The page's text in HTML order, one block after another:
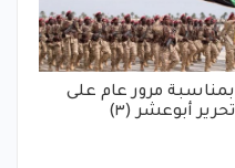
بمناسبة مرور عام على
تحرير أبوعشر (٣)